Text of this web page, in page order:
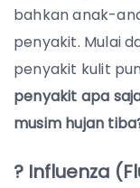
bahkan anak-
penyakit. Mulai
penyakit kulit
penyakit apa
musim hujan
? Influenza